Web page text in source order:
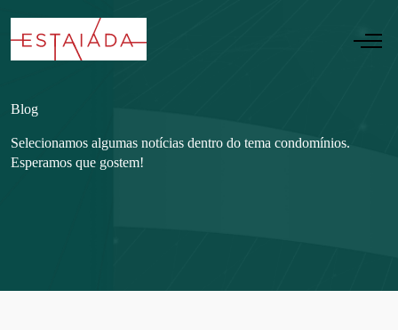
Blog
Selecionamos algumas notícias dentro do tema condomínios.
Esperamos que gostem!